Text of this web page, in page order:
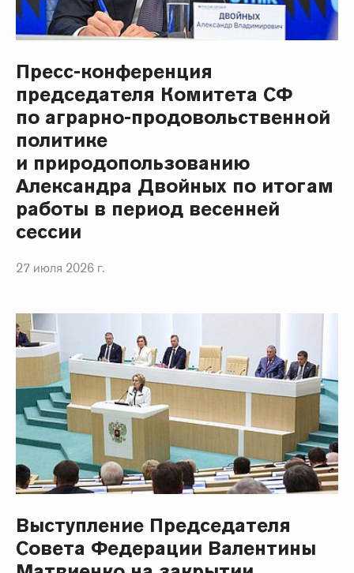
Пресс-конференция
председателя Комитета СФ
по аграрно-продовольственной
политике
и природопользованию
Александра Двойных по итогам
работы в период весенней
сессии
27 июля 2026 г.
Выступление Председателя
Совета Федерации Валентины